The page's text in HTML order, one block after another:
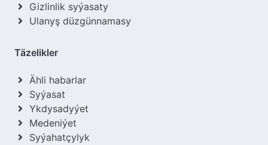
Gizlinlik syýasaty
Ulanyş düzgünnamasy
Täzelikler
Ähli habarlar
Syýasat
Ykdysadyýet
Medeniýet
Syýahatçylyk